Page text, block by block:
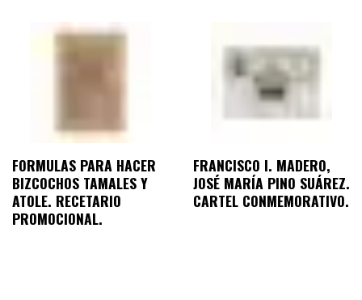
FORMULAS PARA HACER
BIZCOCHOS TAMALES Y
ATOLE. RECETARIO
PROMOCIONAL.
FRANCISCO I. MADERO,
JOSÉ MARÍA PINO SUÁREZ.
CARTEL CONMEMORATIVO.